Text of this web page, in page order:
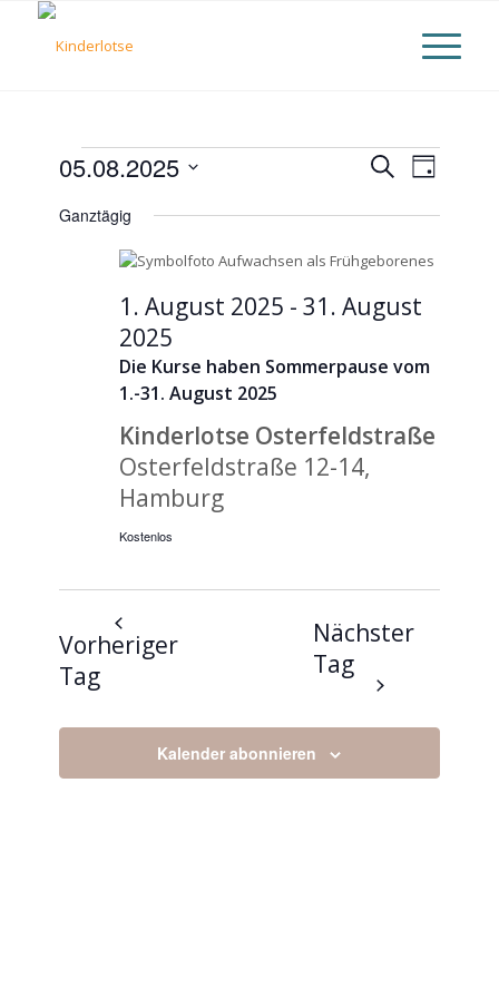
Veranstaltungen
für
August
2025
Suche
und
SucheTag
05.08.2025
wählen.
Ganztägig
Die Kurse haben Sommerpause vom
1.-31. August 2025
1. August 2025 -31. August
2025
Kinderlotse Osterfeldstraße
Osterfeldstraße 12-14,
Hamburg
Kostenlos
Vorheriger
Tag
Nächster
Tag
Kalender abonnieren